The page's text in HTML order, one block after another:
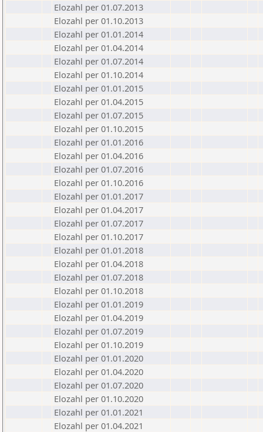
Elozahl per 01.07.2013
Elozahl per 01.10.2013
Elozahl per 01.01.2014
Elozahl per 01.04.2014
Elozahl per 01.07.2014
Elozahl per 01.10.2014
Elozahl per 01.01.2015
Elozahl per 01.04.2015
Elozahl per 01.07.2015
Elozahl per 01.10.2015
Elozahl per 01.01.2016
Elozahl per 01.04.2016
Elozahl per 01.07.2016
Elozahl per 01.10.2016
Elozahl per 01.01.2017
Elozahl per 01.04.2017
Elozahl per 01.07.2017
Elozahl per 01.10.2017
Elozahl per 01.01.2018
Elozahl per 01.04.2018
Elozahl per 01.07.2018
Elozahl per 01.10.2018
Elozahl per 01.01.2019
Elozahl per 01.04.2019
Elozahl per 01.07.2019
Elozahl per 01.10.2019
Elozahl per 01.01.2020
Elozahl per 01.04.2020
Elozahl per 01.07.2020
Elozahl per 01.10.2020
Elozahl per 01.01.2021
Elozahl per 01.04.2021